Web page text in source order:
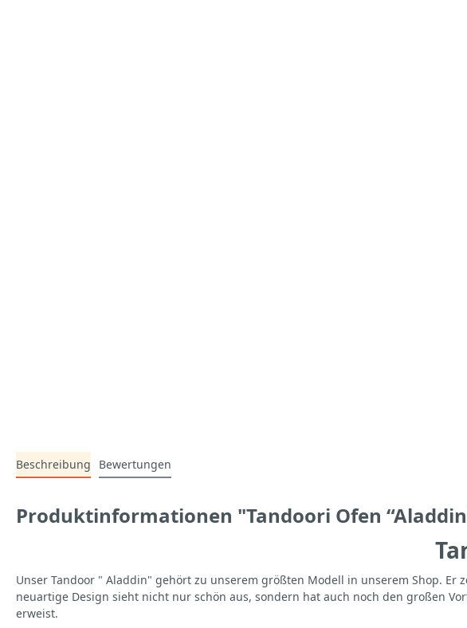
Beschreibung Bewertungen
Produktinformationen "Tandoori Ofen
Unser Tandoor " Aladdin" gehört zu unserem größten Modell in unserem Shop.
neuartige Design sieht nicht nur schön aus, sondern hat auch noch den großen
erweist.